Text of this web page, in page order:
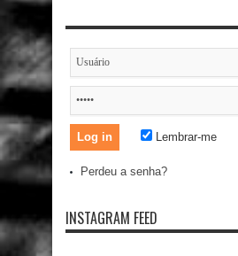
Lembrar-me
Perdeu a senha?
INSTAGRAM FEED